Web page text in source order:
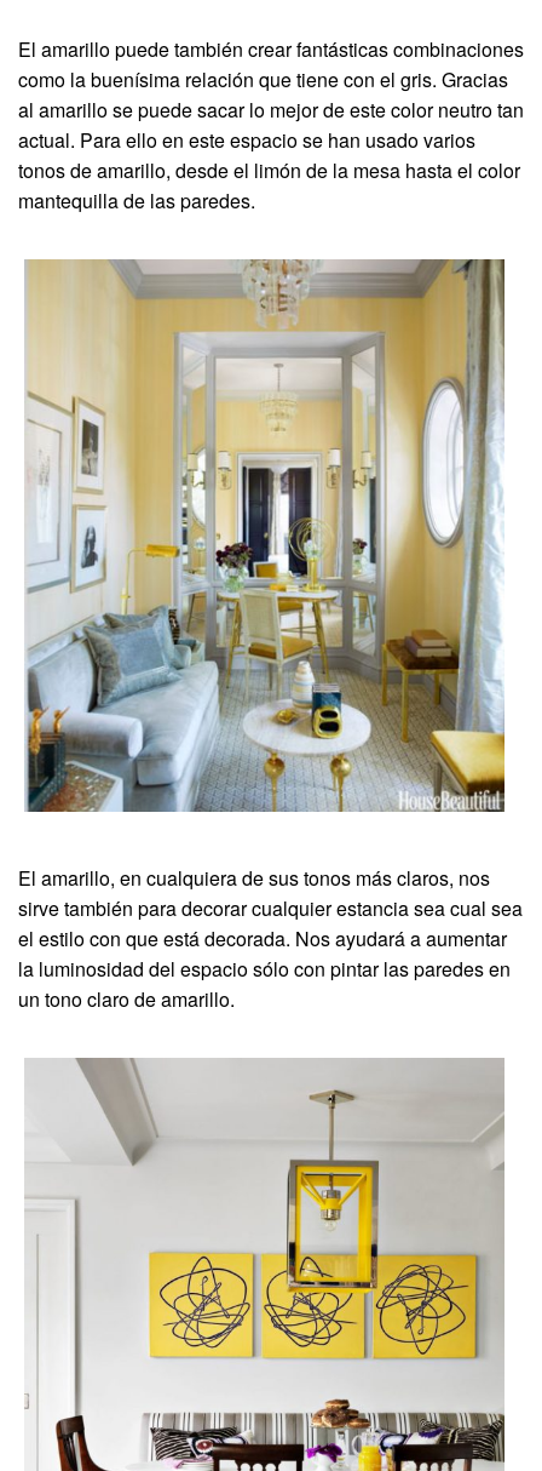
El amarillo puede también crear fantásticas combinaciones
como la buenísima relación que tiene con el gris. Gracias
al amarillo se puede sacar lo mejor de este color neutro tan
actual. Para ello en este espacio se han usado varios
tonos de amarillo, desde el limón de la mesa hasta el color
mantequilla de las paredes.
El amarillo, en cualquiera de sus tonos más claros, nos
sirve también para decorar cualquier estancia sea cual sea
el estilo con que está decorada. Nos ayudará a aumentar
la luminosidad del espacio sólo con pintar las paredes en
un tono claro de amarillo.